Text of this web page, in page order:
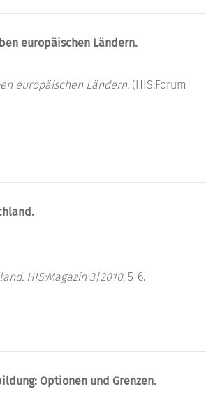
europäischen Ländern.
europäischen Ländern. (HIS:Forum
HIS:Magazin 3|2010, 5-6.
Optionen und Grenzen.